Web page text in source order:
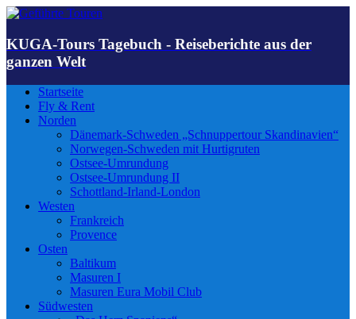
KUGA-Tours Tagebuch - Reiseberichte aus der
ganzen Welt
Startseite
Fly & Rent
Norden
Dänemark-Schweden „Schnuppertour Skandinavien“
Norwegen-Schweden mit Hurtigruten
Ostsee-Umrundung
Ostsee-Umrundung II
Schottland-Irland-London
Westen
Frankreich
Provence
Osten
Baltikum
Masuren I
Masuren Eura Mobil Club
Südwesten